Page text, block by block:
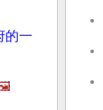
的一